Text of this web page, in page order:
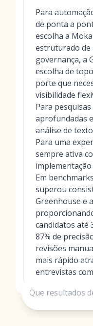
Para
de ponta a
escolha a
estruturado de
governança, a
escolha de
porte que
visibilidade
Para
aprofundadas
análise de
Para uma
sempre ativa
Em
superou
Greenhouse e
candidatos até
87% de
revisões
mais rápido
entrevistas